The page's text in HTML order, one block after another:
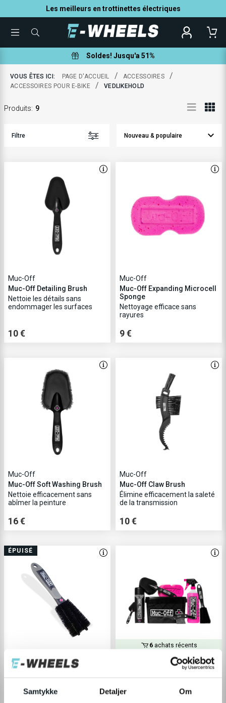
Samtykke Detaljer Om
Les meilleurs en trottinettes électriques
TOGGLEQUE
NOUS
À
?
Soldes! Jusqu'a 51%
VOUS ÊTES ICI: PAGE D'ACCUEIL / ACCESSOIRES /
ACCESSOIRES POUR E-BIKE / VEDLIKEHOLD
Produits: 9
Filtre
Muc-Off
Muc-Off Detailing Brush
Nettoie les détails sans
endommager les surfaces
10 €
Muc-Off
Muc-Off Expanding Microcell
Sponge
Nettoyage efficace sans
rayures
9 €
Muc-Off
Muc-Off Soft Washing Brush
Nettoie efficacement sans
abîmer la peinture
16 €
Muc-Off
Muc-Off Claw Brush
Élimine efficacement la saleté
de la transmission
10 €
ÉPUISÉ
Muc-off - Two prong brush
6 achats récents
Muc-Off 8 in 1 Bicycle
Kit de nettoyage complet